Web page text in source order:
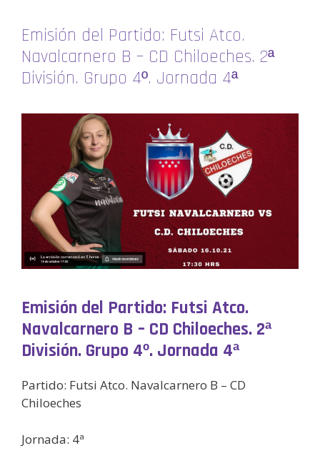
Emisión del Partido: Futsi Atco.
Navalcarnero B – CD Chiloeches. 2ª
División. Grupo 4º. Jornada 4ª
Emisión del Partido: Futsi Atco.
Navalcarnero B – CD Chiloeches. 2ª
División. Grupo 4º. Jornada 4ª
Partido: Futsi Atco. Navalcarnero B – CD
Chiloeches
Jornada: 4ª